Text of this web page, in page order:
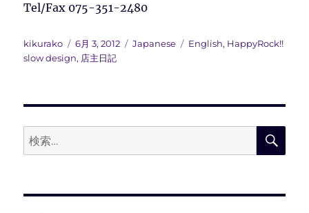
Tel/Fax 075-351-2480
投
稿
kikurako
投
稿
6月 3, 2012
カ
Japanese
タ
English, HappyRock!!
slow design, 店主日記
検
索:
検